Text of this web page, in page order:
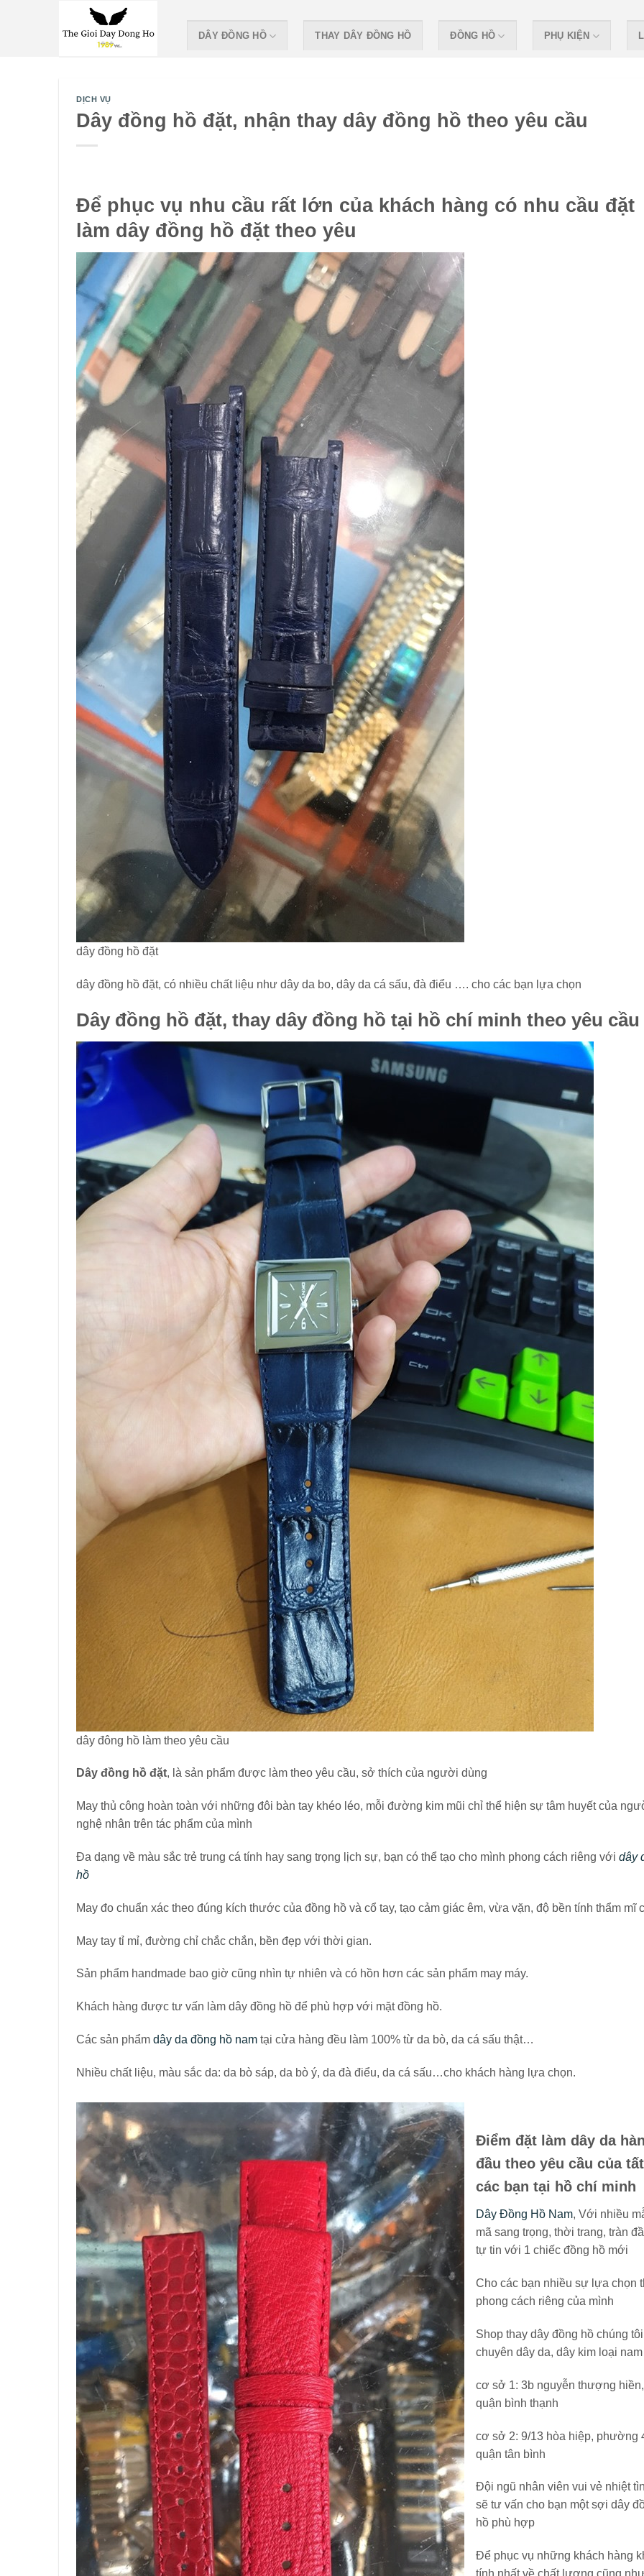
DÂY ĐỒNG HỒ THAY DÂY ĐỒNG HỒ ĐỒNG HỒ PHỤ KIỆN
DỊCH VỤ
Dây đồng hồ đặt, nhận thay dây đồng hồ theo yêu cầu
Để phục vụ nhu cầu rất lớn của khách hàng có nhu cầu đặt
làm dây đồng hồ đặt theo yêu
dây đồng hồ đặt
dây đồng hồ đặt, có nhiều chất liệu như dây da bo, dây da cá sấu, đà điểu …. cho các bạn lựa chọn
Dây đồng hồ đặt, thay dây đồng hồ tại hồ chí minh theo yêu cầu
dây đông hồ làm theo yêu cầu
Dây đồng hồ đặt, là sản phẩm được làm theo yêu cầu, sở thích của người dùng
May thủ công hoàn toàn với những đôi bàn tay khéo léo, mỗi đường kim mũi chỉ thể hiện sự tâm huyết của
nghệ nhân trên tác phẩm của mình
Đa dạng về màu sắc trẻ trung cá tính hay sang trọng lịch sự, bạn có thể tạo cho mình phong cách riêng với dây
hồ
May đo chuẩn xác theo đúng kích thước của đồng hồ và cổ tay, tạo cảm giác êm, vừa vặn, độ bền tính thẩm mĩ
May tay tỉ mỉ, đường chỉ chắc chắn, bền đẹp với thời gian.
Sản phẩm handmade bao giờ cũng nhìn tự nhiên và có hồn hơn các sản phẩm may máy.
Khách hàng được tư vấn làm dây đồng hồ để phù hợp với mặt đồng hồ.
Các sản phẩm dây da đồng hồ nam tại cửa hàng đều làm 100% từ da bò, da cá sấu thật…
Nhiều chất liệu, màu sắc da: da bò sáp, da bò ý, da đà điểu, da cá sấu…cho khách hàng lựa chọn.
Điểm đặt làm dây da
đầu theo yêu cầu của
các bạn tại hồ chí minh
Dây Đồng Hồ Nam, Với nhiều
mã sang trọng, thời trang, tràn
tự tin với 1 chiếc đồng hồ mới
Cho các bạn nhiều sự lựa chọn
phong cách riêng của mình
Shop thay dây đồng hồ chúng tôi
chuyên dây da, dây kim loại
cơ sở 1: 3b nguyễn thượng hiền,
quận bình thạnh
cơ sở 2: 9/13 hòa hiệp, phường
quận tân bình
Đội ngũ nhân viên vui vẻ nhiệt
sẽ tư vấn cho bạn một sợi dây
hồ phù hợp
Để phục vụ những khách hàng